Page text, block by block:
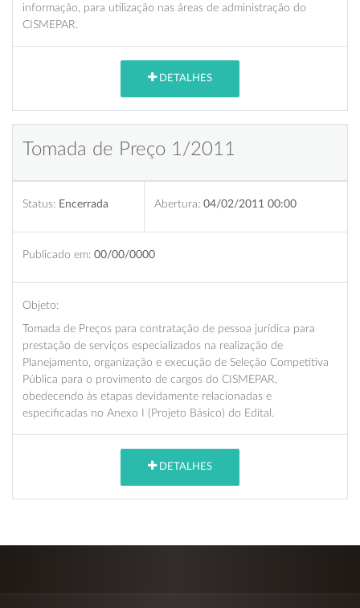
informação, para utilização nas áreas de administração do
CISMEPAR.
DETALHES
Tomada de Preço 1/2011
Status: Encerrada Abertura: 04/02/2011 00:00
Publicado em: 00/00/0000
Objeto:
Tomada de Preços para contratação de pessoa jurídica para
prestação de serviços especializados na realização de
Planejamento, organização e execução de Seleção Competitiva
Pública para o provimento de cargos do CISMEPAR,
obedecendo às etapas devidamente relacionadas e
especificadas no Anexo I (Projeto Básico) do Edital.
DETALHES